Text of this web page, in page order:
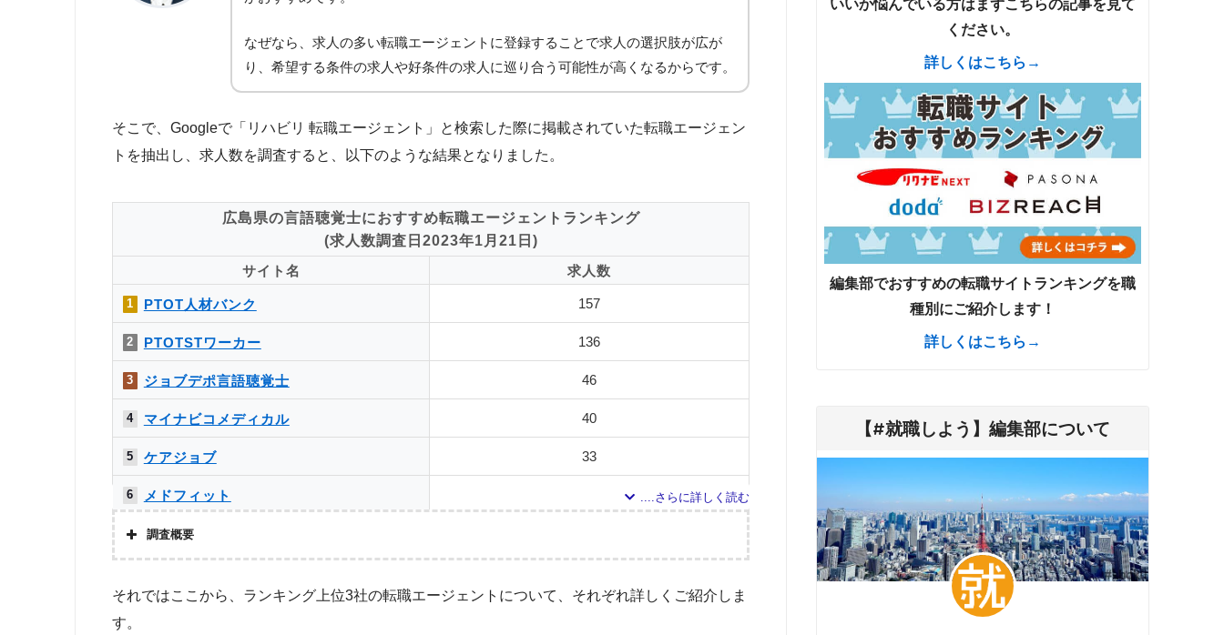
なぜなら、求人の多い転職エージェントに登録することで求人の選択肢が広が
り、希望する条件の求人や好条件の求人に巡り合う可能性が高くなるからです。
そこで、Googleで「リハビリ 転職エージェント」と検索した際に掲載されていた転職エージェン
トを抽出し、求人数を調査すると、以下のような結果となりました。
広島県の言語聴覚士におすすめ転職エージェントランキング
(求人数調査日2023年1月21日)
サイト名
求人数
1 PTOT人材バンク 157
2 PTOTSTワーカー 136
3 ジョブデポ言語聴覚士 46
4 マイナビコメディカル 40
5 ケアジョブ 33
6 メドフィット
7 MC-介護のお仕事
調査概要
株式会社アドバンスフロー
それではここから、ランキング上位3社の転職エージェントについて、それぞれ詳しくご紹介しま
す。
いいか悩んでいる方はまずこちらの記事を見て
ください。
詳しくはこちら→
編集部でおすすめの転職サイトランキングを職
種別にご紹介します！
詳しくはこちら→
【#就職しよう】編集部について